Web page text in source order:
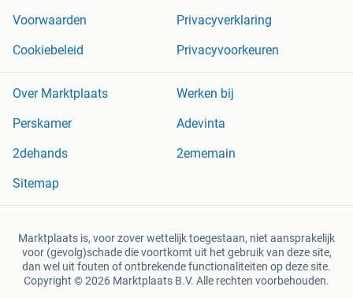
Voorwaarden
Privacyverklaring
Cookiebeleid
Privacyvoorkeuren
Over Marktplaats
Werken bij
Perskamer
Adevinta
2dehands
2ememain
Sitemap
Marktplaats is, voor zover wettelijk toegestaan, niet aansprakelijk
voor (gevolg)schade die voortkomt uit het gebruik van deze site,
dan wel uit fouten of ontbrekende functionaliteiten op deze site.
Copyright © 2026 Marktplaats B.V. Alle rechten voorbehouden.